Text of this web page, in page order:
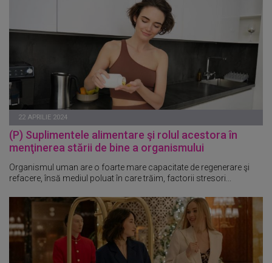
22 APRILIE 2024
(P) Suplimentele alimentare şi rolul acestora în
menţinerea stării de bine a organismului
Organismul uman are o foarte mare capacitate de regenerare şi
refacere, însă mediul poluat în care trăim, factorii stresori...